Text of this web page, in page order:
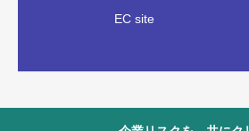
EC site